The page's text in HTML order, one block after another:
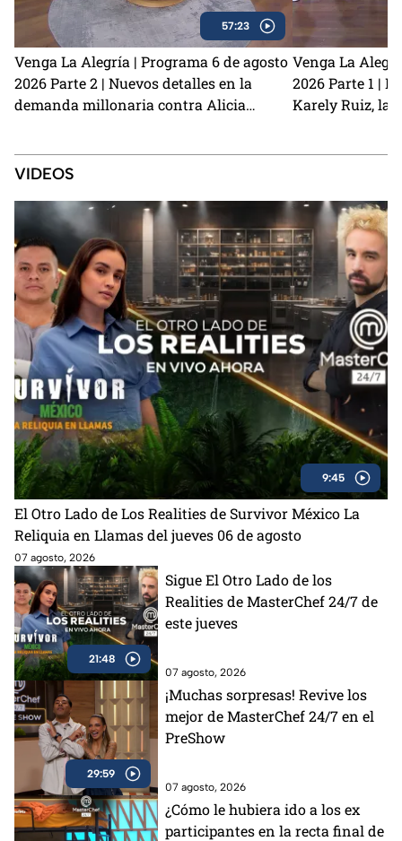
57:23
Venga La Alegría | Programa 6 de agosto
2026 Parte 2 | Nuevos detalles en la
demanda millonaria contra Alicia
2
Venga La
2026 Parte 1 |
Karely Ruiz, la
VIDEOS
9:45
El Otro Lado de Los Realities de Survivor México La
Reliquia en Llamas del jueves 06 de agosto
07 agosto, 2026
21:48
Sigue El Otro Lado de los
Realities de MasterChef 24/7 de
este jueves
07 agosto, 2026
29:59
¡Muchas sorpresas! Revive los
mejor de MasterChef 24/7 en el
PreShow
07 agosto, 2026
¿Cómo le hubiera ido a los ex
participantes en la recta final de